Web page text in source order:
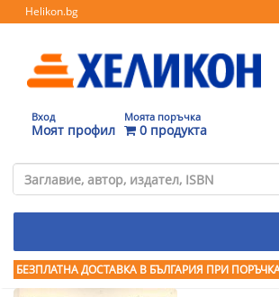
Helikon.bg
Вход
Моят профил
Моята поръчка
0 продукта
БЕЗПЛАТНА ДОСТАВКА В БЪЛГАРИЯ ПРИ